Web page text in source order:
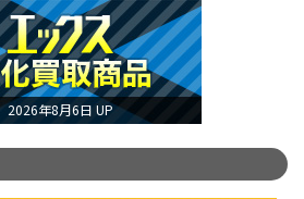
2026年8月6日 UP